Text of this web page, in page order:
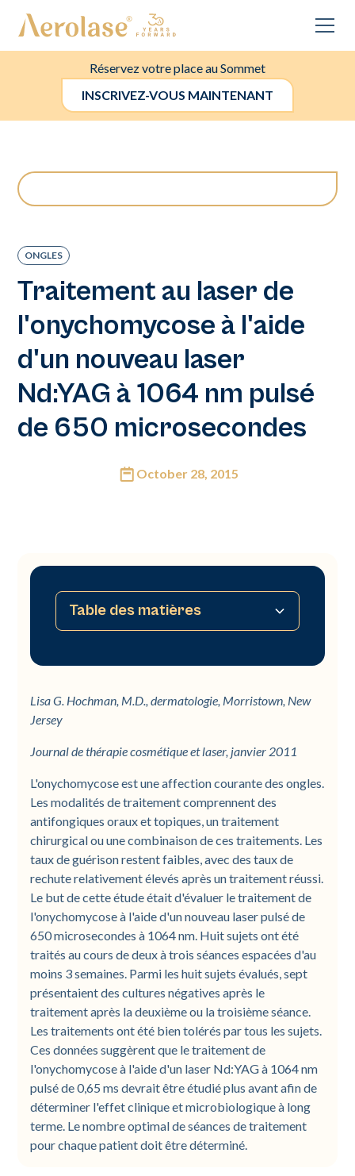
Réservez votre place au Sommet
INSCRIVEZ-VOUS MAINTENANT
ONGLES
Traitement au laser de
l'onychomycose à l'aide
d'un nouveau laser
Nd:YAG à 1064 nm pulsé
de 650 microsecondes
October 28, 2015
Lisa G. Hochman, M.D., dermatologie, Morristown, New
Jersey
Journal de thérapie cosmétique et laser, janvier 2011
L'onychomycose est une affection courante des ongles.
Les modalités de traitement comprennent des
antifongiques oraux et topiques, un traitement
chirurgical ou une combinaison de ces traitements. Les
taux de guérison restent faibles, avec des taux de
rechute relativement élevés après un traitement réussi.
Le but de cette étude était d'évaluer le traitement de
l'onychomycose à l'aide d'un nouveau laser pulsé de
650 microsecondes à 1064 nm. Huit sujets ont été
traités au cours de deux à trois séances espacées d'au
moins 3 semaines. Parmi les huit sujets évalués, sept
présentaient des cultures négatives après le
traitement après la deuxième ou la troisième séance.
Les traitements ont été bien tolérés par tous les sujets.
Ces données suggèrent que le traitement de
l'onychomycose à l'aide d'un laser Nd:YAG à 1064 nm
pulsé de 0,65 ms devrait être étudié plus avant afin de
déterminer l'effet clinique et microbiologique à long
terme. Le nombre optimal de séances de traitement
pour chaque patient doit être déterminé.
Table des matières